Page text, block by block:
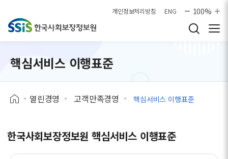
개인정보처리방침 ENG 100%
핵심서비스 이행표준
열린경영 고객만족경영 핵심서비스 이행표준
한국사회보장정보원 핵심서비스 이행표준